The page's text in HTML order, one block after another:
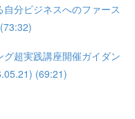
分ビジネスへのファース
超実践講座開催ガイダン
(69:21)